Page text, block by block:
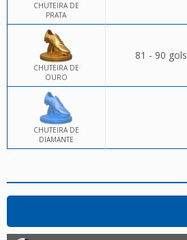
CHUTEIRA DE
PRATA
CHUTEIRA DE
OURO
81 - 90 gols
CHUTEIRA DE
DIAMANTE